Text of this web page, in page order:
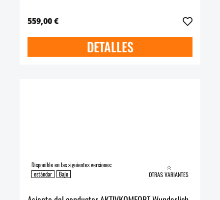
559,00 €
DETALLES
Disponible en las siguientes versiones:
estándar
Bajo OTRAS VARIANTES